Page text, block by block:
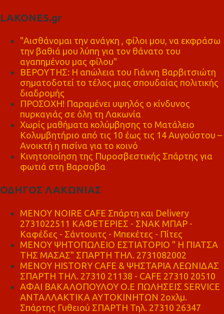
LAKONES.gr
"Αισθάνομαι την ανάγκη , φίλοι μου, να εκφράσω
την βαθιά μου λύπη για τον θάνατο του
αγαπημένου μας φίλου"
ΒΕΡΟΥΤΗΣ: Η απώλεια του Γιάννη Βαρβιτσιώτη
σηματοδοτεί το τέλος μιας σπουδαίας πολιτικής
διαδρομής
ΠΡΟΣΟΧΗ! Παραμένει υψηλός ο κίνδυνος
πυρκαγιάς σε όλη τη Λακωνία
Χωρίς μαθήματα κολύμβησης το Ματάλειο
Κολυμβητήριο από τις 10 έως τις 14 Αυγούστου –
Ανοικτή η πισίνα για το κοινό
Κινητοποίηση της Πυροσβεστικής Σπάρτης για
φωτιά στη Βαρσοβα
ΟΔΗΓΟΣ ΛΑΚΩΝΙΑΣ
MENOY NOIRE CAFE Σπάρτη και Delivery
2731022511 ΚΑΦΕΤΕΡΙΕΣ - ΣΝΑΚ ΜΠΑΡ -
Καφέδες - Σάντουιτς - Μπεκέτες - Πίτες
ΜΕΝΟΥ ΨΗΤΟΠΩΛΕΙΟ ΕΣΤΙΑΤΟΡΙΟ " Η ΠΙΑΤΣΑ
ΤΗΣ ΜΑΣΑΣ" ΣΠΑΡΤΗ ΤΗΛ. 2731082002
ΜΕΝΟΥ HISTORY CAFE & ΨΗΣΤΑΡΙΑ ΛΕΩΝΙΔΑΣ
ΣΠΑΡΤΗ ΤΗΛ. 27310 21138 - CAFE 27310 20510
ΑΦΑΙ ΒΑΚΑΛΟΠΟΥΛΟΥ Ο.Ε ΠΩΛΗΣΕΙΣ SERVICE
ΑΝΤΑΛΛΑΚΤΙΚΑ ΑΥΤΟΚΙΝΗΤΩΝ 2οχλμ.
Σπάρτης Γυθειού ΣΠΑΡΤΗ Τηλ. 27310 26347